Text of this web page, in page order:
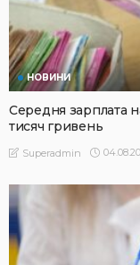
НОВИНИ
Середня зарплата
тисяч гривень
Superadmin